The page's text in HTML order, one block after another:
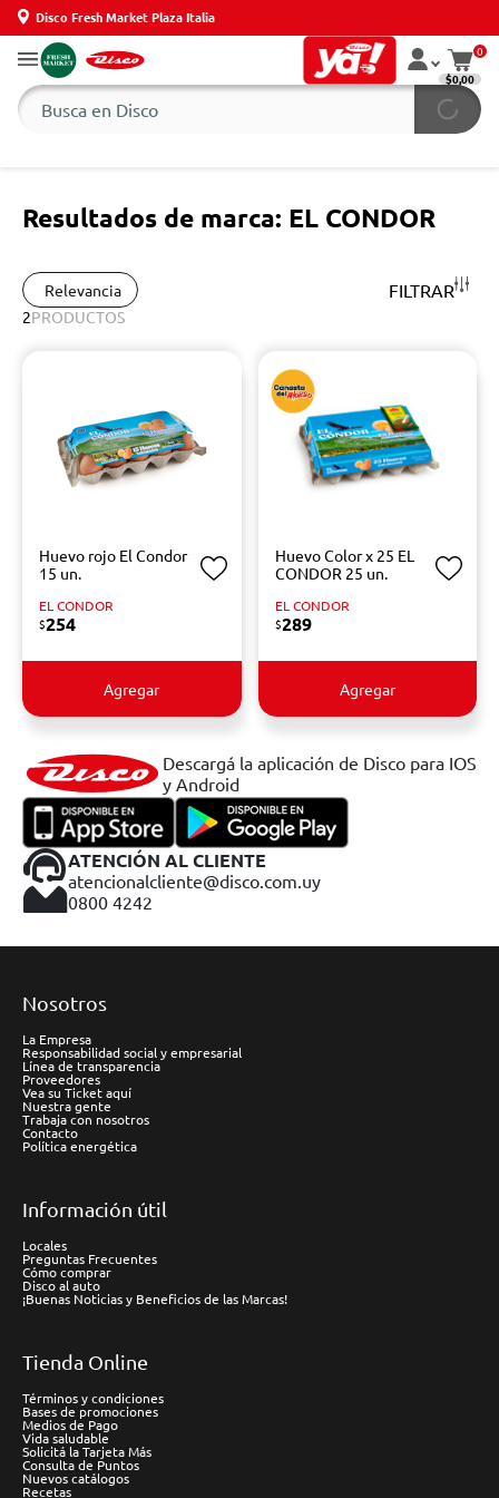
Disco Fresh Market Plaza Italia
0
$0,00
Resultados de marca: EL CONDOR
Relevancia FILTRAR
2PRODUCTOS
Huevo rojo El Condor
15 un.
EL CONDOR
$254
Agregar
Huevo Color x 25 EL
CONDOR 25 un.
EL CONDOR
$289
Agregar
Descargá la aplicación de Disco para IOS
y Android
ATENCIÓN AL CLIENTE
atencionalcliente@disco.com.uy
0800 4242
Nosotros
La Empresa
Responsabilidad social y empresarial
Línea de transparencia
Proveedores
Vea su Ticket aquí
Nuestra gente
Trabaja con nosotros
Contacto
Política energética
Información útil
Locales
Preguntas Frecuentes
Cómo comprar
Disco al auto
¡Buenas Noticias y Beneficios de las Marcas!
Tienda Online
Términos y condiciones
Bases de promociones
Medios de Pago
Vida saludable
Solicitá la Tarjeta Más
Consulta de Puntos
Nuevos catálogos
Recetas